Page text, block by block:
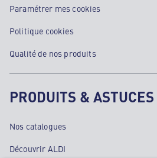
Paramétrer mes cookies
Politique cookies
Qualité de nos produits
PRODUITS & ASTUCES
Nos catalogues
Découvrir ALDI